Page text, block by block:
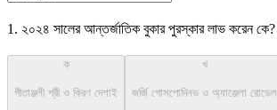
1. ২০২৪ সালের আন্তর্জাতিক বুকার পুরস্কার লাভ করেন কে?
ক
গীতাঞ্জলী শ্রী ও কিরণ দেশাই
খ
জর্জি গোসপোদিনভ ও অ্যাঞ্জেলা রোডেল